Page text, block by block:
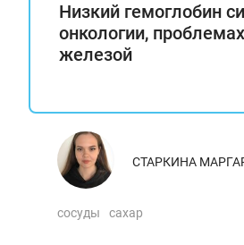
Низкий гемоглобин
онкологии,
железой
СТАРКИНА
сосуды сахар